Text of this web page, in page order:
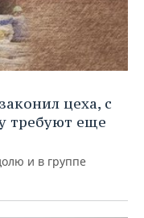
цеха, с
требуют еще
и в группе